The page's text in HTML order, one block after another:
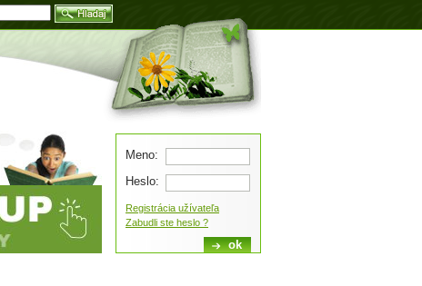
Meno:
Heslo:
Registrácia užívateľa
Zabudli ste heslo ?